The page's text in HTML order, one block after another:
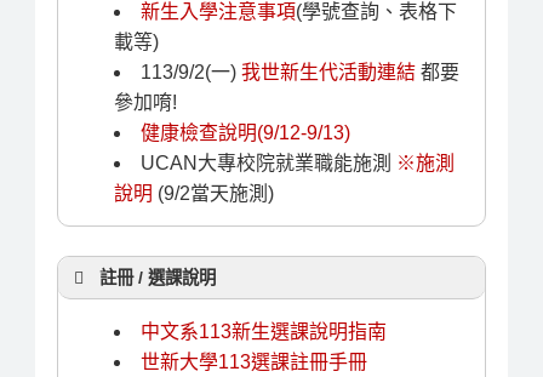
新生入學注意事項(學號查詢、表格下
載等)
113/9/2(一) 我世新生代活動連結 都要
參加唷!
健康檢查說明(9/12-9/13)
UCAN大專校院就業職能施測 ※施測
說明 (9/2當天施測)
註冊 / 選課說明
中文系113新生選課說明指南
世新大學113選課註冊手冊